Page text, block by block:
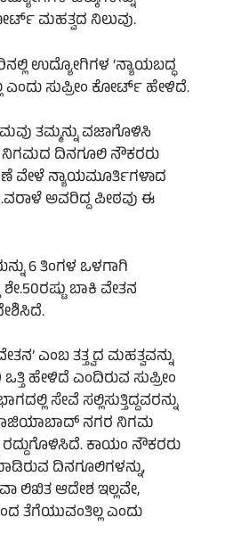
ಮಹತ್ವದ ನಿಲುವು.
ಉದ್ಯೋಗಿಗಳ ‘ನ್ಯಾಯಬದ್ಧ
ಎಂದು ಸುಪ್ರೀಂ ಕೋರ್ಟ್ ಹೇಳಿದೆ.
ತಮ್ಮನ್ನು ವಜಾಗೊಳಿಸಿ
ನಿಗಮದ ದಿನಗೂಲಿ ನೌಕರರು
ವೇಳೆ ನ್ಯಾಯಮೂರ್ತಿಗಳಾದ
ಅವರಿದ್ದ ಪೀಠವು ಈ
6 ತಿಂಗಳ ಒಳಗಾಗಿ
ಬಾಕಿ ವೇತನ
ಎಂಬ ತತ್ತ್ವದ ಮಹತ್ವವನ್ನು
ಹೇಳಿದೆ ಎಂದಿರುವ ಸುಪ್ರೀಂ
ಸೇವೆ ಸಲ್ಲಿಸುತ್ತಿದ್ದವರನ್ನು
ನಗರ ನಿಗಮ
ಕಾಯಂ ನೌಕರರು
ದಿನಗೂಲಿಗಳನ್ನು,
ಆದೇಶ ಇಲ್ಲವೇ,
ತೆಗೆಯುವಂತಿಲ್ಲ ಎಂದು